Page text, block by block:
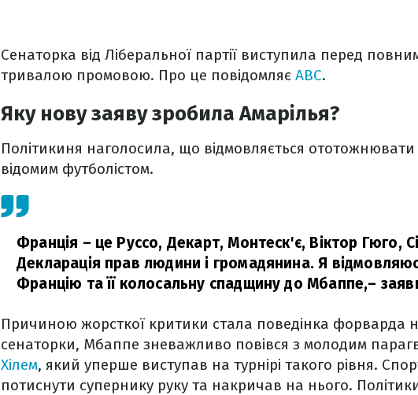
Сенаторка від Ліберальної партії виступила перед
тривалою промовою. Про це повідомляє ABC.
Яку нову заяву зробила Амарілья?
Політикиня наголосила, що відмовляється
відомим футболістом.
Франція – це Руссо, Декарт, Монтеск'є, Віктор Гюго,
Декларація прав людини і громадянина. Я
Францію та її колосальну спадщину до Мбаппе,–
Причиною жорсткої критики стала поведінка форварда
сенаторки, Мбаппе зневажливо повівся з молодим
Хілем, який уперше виступав на турнірі такого рівня.
потиснути супернику руку та накричав на нього.